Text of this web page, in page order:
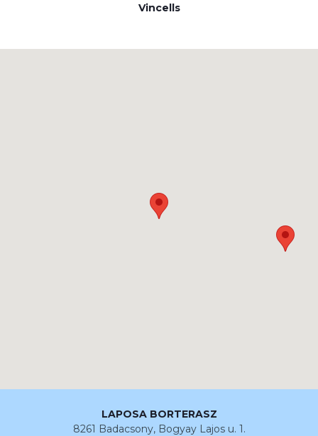
Vincells
LAPOSA BORTERASZ
8261 Badacsony, Bogyay Lajos u. 1.